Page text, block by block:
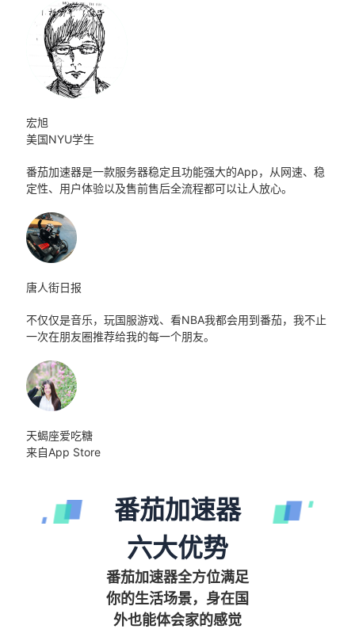
宏旭
美国NYU学生
番茄加速器是一款服务器稳定且功能强大的App，从网速、稳
定性、用户体验以及售前售后全流程都可以让人放心。
唐人街日报
不仅仅是音乐，玩国服游戏、看NBA我都会用到番茄，我不止
一次在朋友圈推荐给我的每一个朋友。
天蝎座爱吃糖
来自App Store
番茄加速器
六大优势
番茄加速器全方位满足
你的生活场景，身在国
外也能体会家的感觉